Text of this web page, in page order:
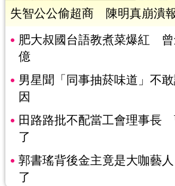
失智公公偷超商 陳明真崩潰
肥大叔國台語教煮菜爆紅 曾
億
男星聞「同事抽菸味道」不
因
田路路批不配當工會理事長
了
郭書瑤背後金主竟是大咖藝
了